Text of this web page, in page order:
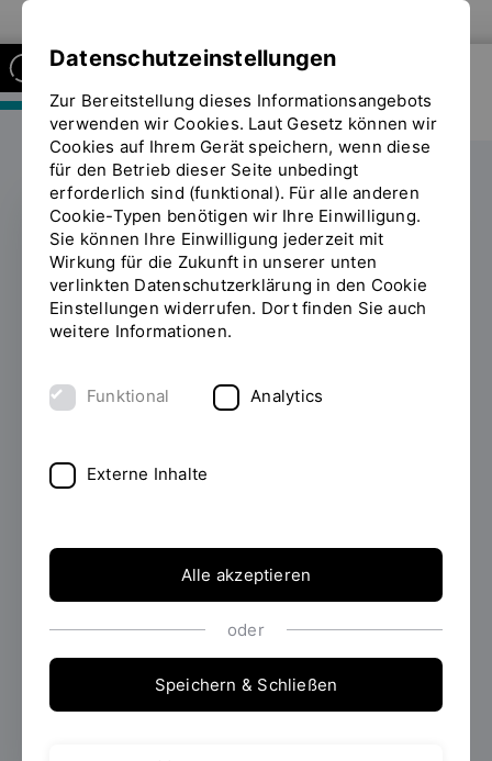
FAKULTÄT MASCHINENBAU
Konzeptentwicklung
einer verbesserten
Brauanlage
14.01.2020Seit dem Sommersemester 2013
Fakultäten angeboten. Hierbei wird
Maximilian Oblinger,
Wagner, Siegfried Schrammel
Datenschutzeinstellungen
Zur Bereitstellung dieses Informationsangebots
verwenden wir Cookies. Laut Gesetz können wir
Cookies auf Ihrem Gerät speichern, wenn diese
für den Betrieb dieser Seite unbedingt
erforderlich sind (funktional). Für alle anderen
Cookie-Typen benötigen wir Ihre Einwilligung.
Sie können Ihre Einwilligung jederzeit mit
Wirkung für die Zukunft in unserer unten
verlinkten Datenschutzerklärung in den Cookie
Einstellungen widerrufen. Dort finden Sie auch
weitere Informationen.
Funktional Analytics
Externe Inhalte
Alle akzeptieren
oder
Speichern & Schließen